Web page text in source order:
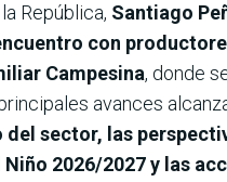
República, Santiago
con
Campesina, donde
avances
sector, las
2026/2027 y las